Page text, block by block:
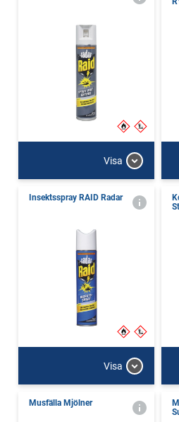
Visa
Insektsspray RAID Radar
Visa
Musfälla Mjölner